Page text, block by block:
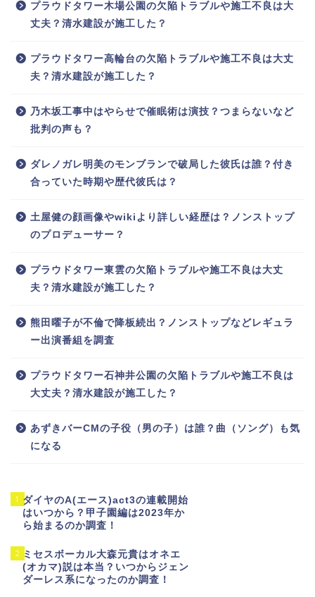
プラウドタワー木場公園の欠陥トラブルや施工不良は大
丈夫？清水建設が施工した？
プラウドタワー高輪台の欠陥トラブルや施工不良は大丈
夫？清水建設が施工した？
乃木坂工事中はやらせで催眠術は演技？つまらないなど
批判の声も？
ダレノガレ明美のモンブランで破局した彼氏は誰？付き
合っていた時期や歴代彼氏は？
土屋健の顔画像やwikiより詳しい経歴は？ノンストップ
のプロデューサー？
プラウドタワー東雲の欠陥トラブルや施工不良は大丈
夫？清水建設が施工した？
熊田曜子が不倫で降板続出？ノンストップなどレギュラ
ー出演番組を調査
プラウドタワー石神井公園の欠陥トラブルや施工不良は
大丈夫？清水建設が施工した？
あずきバーCMの子役（男の子）は誰？曲（ソング）も気
になる
1 ダイヤのA(エース)act3の連載開始
はいつから？甲子園編は2023年か
ら始まるのか調査！
2 ミセスボーカル大森元貴はオネエ
(オカマ)説は本当？いつからジェン
ダーレス系になったのか調査！